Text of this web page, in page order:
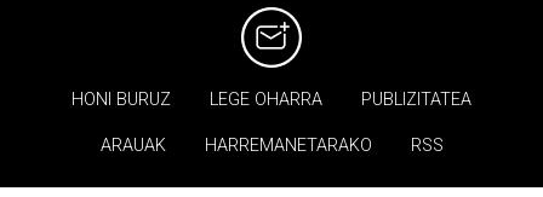
HONI BURUZ LEGE OHARRA PUBLIZITATEA
ARAUAK HARREMANETARAKO RSS